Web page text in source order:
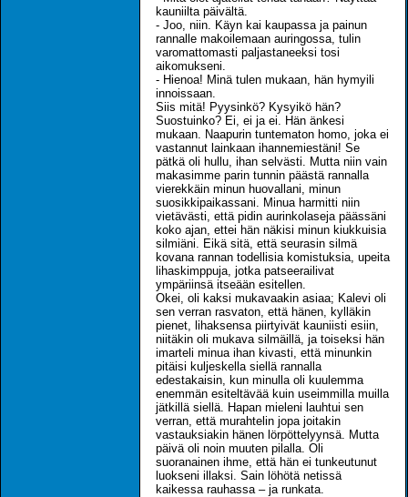
kauniilta päivältä.
- Joo, niin. Käyn kai kaupassa ja painun
rannalle makoilemaan auringossa, tulin
varomattomasti paljastaneeksi tosi
aikomukseni.
- Hienoa! Minä tulen mukaan, hän hymyili
innoissaan.
Siis mitä! Pyysinkö? Kysyikö hän?
Suostuinko? Ei, ei ja ei. Hän änkesi
mukaan. Naapurin tuntematon homo, joka ei
vastannut lainkaan ihannemiestäni! Se
pätkä oli hullu, ihan selvästi. Mutta niin vain
makasimme parin tunnin päästä rannalla
vierekkäin minun huovallani, minun
suosikkipaikassani. Minua harmitti niin
vietävästi, että pidin aurinkolaseja päässäni
koko ajan, ettei hän näkisi minun kiukkuisia
silmiäni. Eikä sitä, että seurasin silmä
kovana rannan todellisia komistuksia, upeita
lihaskimppuja, jotka patseerailivat
ympäriinsä itseään esitellen.
Okei, oli kaksi mukavaakin asiaa; Kalevi oli
sen verran rasvaton, että hänen, kylläkin
pienet, lihaksensa piirtyivät kauniisti esiin,
niitäkin oli mukava silmäillä, ja toiseksi hän
imarteli minua ihan kivasti, että minunkin
pitäisi kuljeskella siellä rannalla
edestakaisin, kun minulla oli kuulemma
enemmän esiteltävää kuin useimmilla muilla
jätkillä siellä. Hapan mieleni lauhtui sen
verran, että murahtelin jopa joitakin
vastauksiakin hänen lörpöttelyynsä. Mutta
päivä oli noin muuten pilalla. Oli
suoranainen ihme, että hän ei tunkeutunut
luokseni illaksi. Sain löhötä netissä
kaikessa rauhassa – ja runkata.